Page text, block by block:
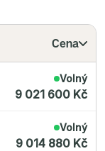
Cena
Volný
9 021 600 Kč
Volný
9 014 880 Kč